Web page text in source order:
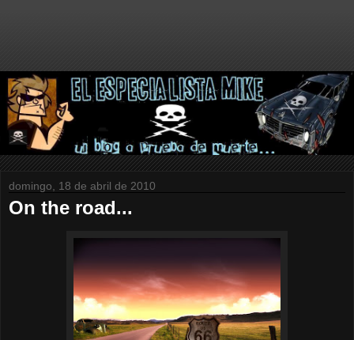
domingo, 18 de abril de 2010
On the road...